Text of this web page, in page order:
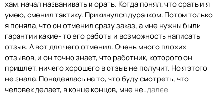
хам, начал названивать и орать. Когда понял, что орать и я
умею, сменил тактику. Прикинулся дурачком. Потом только
я поняла, что он отменил сразу заказ, а мне нужны были
гарантии какие- то его работы и возможность написать
отзыв. А вот для чего отменил. Очень много плохих
отзывов, и он точно знает, что работник, которого он
пришлет, ничего хорошего в отзыв не получит. Но я этого
не знала. Понадеялась на то, что буду смотреть, что
человек делает, в конце концов, мне не..далее